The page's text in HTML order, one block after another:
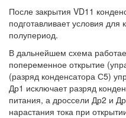
После закрытия VD11
подготавливает условия
полупериод.
В дальнейшем схема
попеременное открытие
(разряд конденсатора С5)
Др1 исключает разряд
питания, а дроссели Др2 и
нарастания тока при